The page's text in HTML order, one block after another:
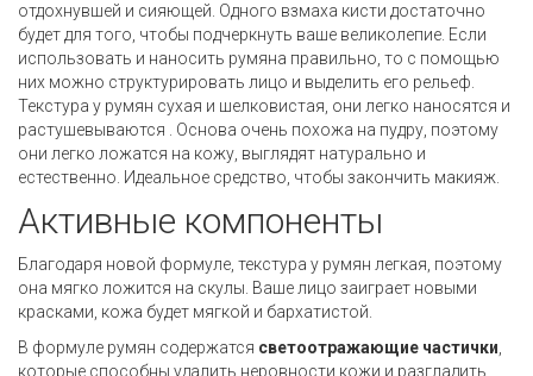
отдохнувшей и сияющей. Одного взмаха кисти достаточно
будет для того, чтобы подчеркнуть ваше великолепие. Если
использовать и наносить румяна правильно, то с помощью
них можно структурировать лицо и выделить его рельеф.
Текстура у румян сухая и шелковистая, они легко наносятся и
растушевываются . Основа очень похожа на пудру, поэтому
они легко ложатся на кожу, выглядят натурально и
естественно. Идеальное средство, чтобы закончить макияж.
Активные компоненты
Благодаря новой формуле, текстура у румян легкая, поэтому
она мягко ложится на скулы. Ваше лицо заиграет новыми
красками, кожа будет мягкой и бархатистой.
В формуле румян содержатся светоотражающие частички,
которые способны удалить неровности кожи и разгладить